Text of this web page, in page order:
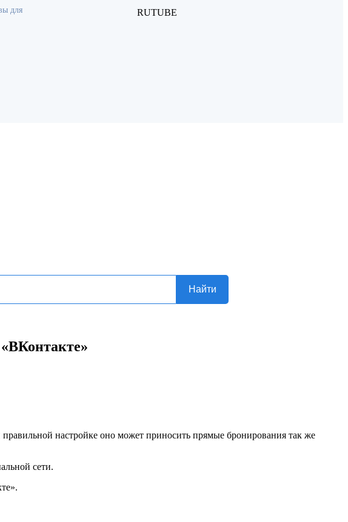
для
RUTUBE
настройке оно может приносить прямые бронирования так же
сети.